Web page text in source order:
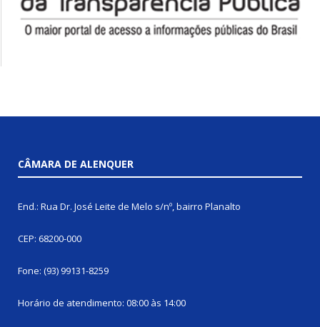
CÂMARA DE ALENQUER
End.: Rua Dr. José Leite de Melo s/nº, bairro Planalto
CEP: 68200-000
Fone: (93) 99131-8259
Horário de atendimento: 08:00 às 14:00